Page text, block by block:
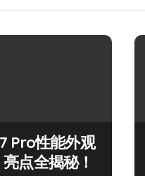
Pro性能外观
点全揭秘！